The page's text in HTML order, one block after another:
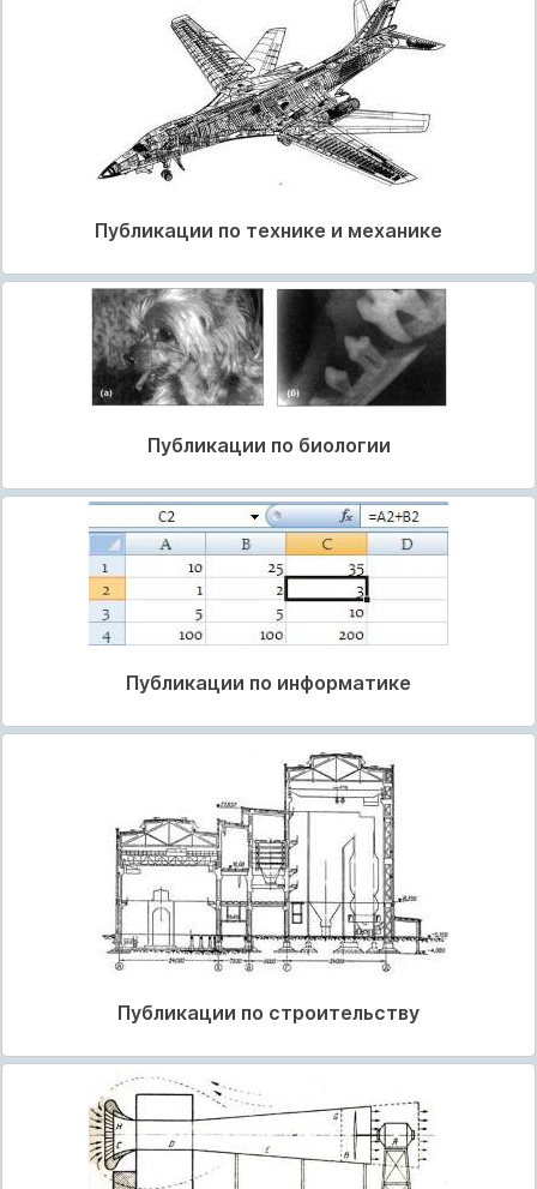
Публикации по технике и механике
Публикации по биологии
Публикации по информатике
Публикации по строительству